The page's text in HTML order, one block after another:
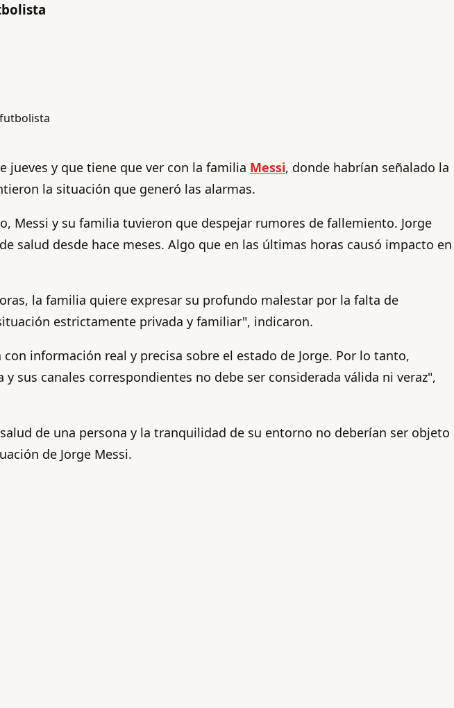
jueves y que tiene que ver con la familia Messi, donde habrían señalado la
la situación que generó las alarmas.
Messi y su familia tuvieron que despejar rumores de fallemiento. Jorge
salud desde hace meses. Algo que en las últimas horas causó impacto en
la familia quiere expresar su profundo malestar por la falta de
estrictamente privada y familiar", indicaron.
información real y precisa sobre el estado de Jorge. Por lo tanto,
canales correspondientes no debe ser considerada válida ni veraz",
de una persona y la tranquilidad de su entorno no deberían ser objeto
de Jorge Messi.